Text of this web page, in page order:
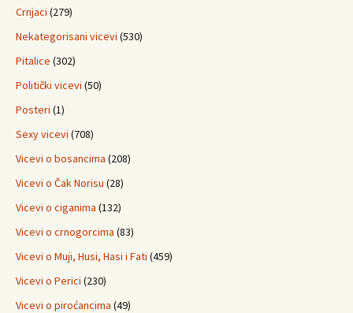
Crnjaci (279)
Nekategorisani vicevi (530)
Pitalice (302)
Politički vicevi (50)
Posteri (1)
Sexy vicevi (708)
Vicevi o bosancima (208)
Vicevi o Čak Norisu (28)
Vicevi o ciganima (132)
Vicevi o crnogorcima (83)
Vicevi o Muji, Husi, Hasi i Fati (459)
Vicevi o Perici (230)
Vicevi o piroćancima (49)